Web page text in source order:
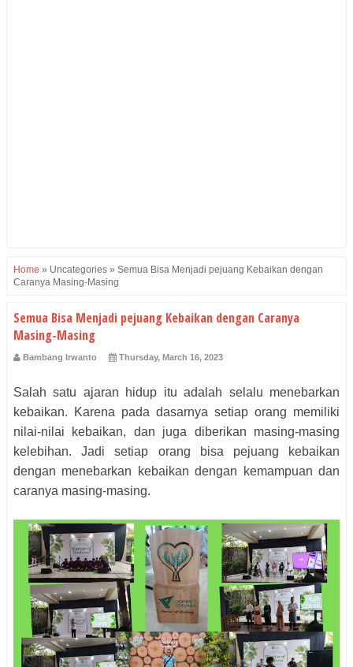
Home » Uncategories » Semua Bisa Menjadi pejuang Kebaikan dengan
Caranya Masing-Masing
Semua Bisa Menjadi pejuang Kebaikan dengan Caranya
Masing-Masing
Bambang Irwanto Thursday, March 16, 2023
Salah satu ajaran hidup itu adalah selalu menebarkan
kebaikan. Karena pada dasarnya setiap orang memiliki
nilai-nilai kebaikan, dan juga diberikan masing-masing
kelebihan. Jadi setiap orang bisa pejuang kebaikan
dengan menebarkan kebaikan dengan kemampuan dan
caranya masing-masing.